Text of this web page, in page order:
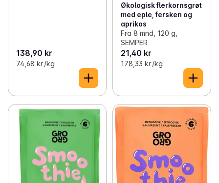
138,90 kr
74,68 kr /kg
Økologisk flerkornsgrøt
med eple, fersken og
aprikos
Fra 8 mnd, 120 g,
SEMPER
21,40 kr
178,33 kr /kg